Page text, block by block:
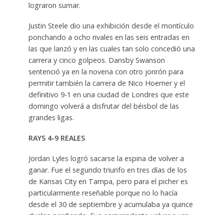
lograron sumar.
Justin Steele dio una exhibición desde el montículo
ponchando a ocho rivales en las seis entradas en
las que lanzó y en las cuales tan solo concedió una
carrera y cinco golpeos. Dansby Swanson
sentenció ya en la novena con otro jonrón para
permitir también la carrera de Nico Hoerner y el
definitivo 9-1 en una ciudad de Londres que este
domingo volverá a disfrutar del béisbol de las
grandes ligas.
RAYS 4-9 REALES
Jordan Lyles logró sacarse la espina de volver a
ganar. Fue el segundo triunfo en tres días de los
de Kansas City en Tampa, pero para el picher es
particularmente reseñable porque no lo hacía
desde el 30 de septiembre y acumulaba ya quince